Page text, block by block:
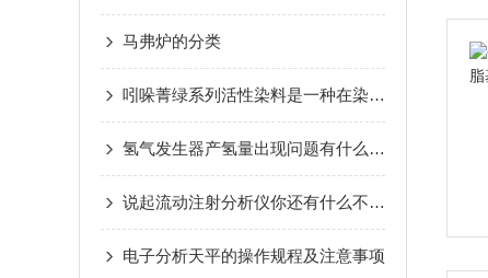
马弗炉的分类
吲哚菁绿系列活性染料是一种在染料领域具有重要地位的特殊染料
氢气发生器产氢量出现问题有什么解决办法
说起流动注射分析仪你还有什么不了解的？
电子分析天平的操作规程及注意事项